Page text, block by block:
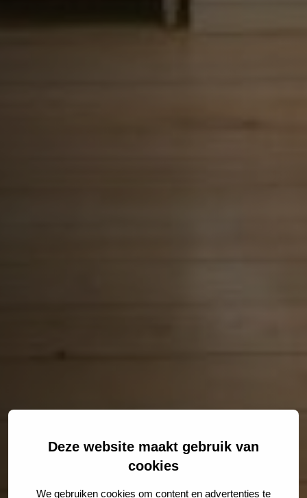
Deze website maakt gebruik van
cookies
We gebruiken cookies om content en advertenties te